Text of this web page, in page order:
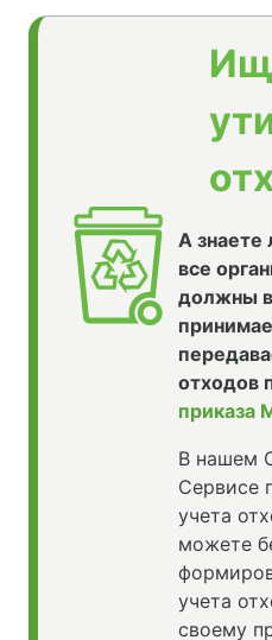
А знаете
все
должны
отходов
приказа
В нашем
Сервисе
учета
можете
учета
своему